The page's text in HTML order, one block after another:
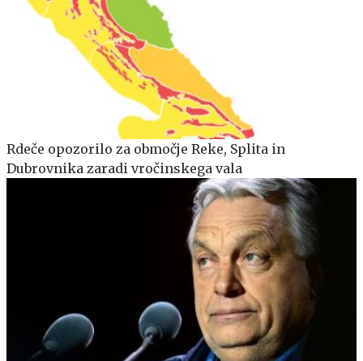
Rdeče opozorilo za območje Reke, Splita in
Dubrovnika zaradi vročinskega vala